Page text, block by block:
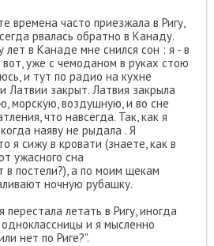
времена часто приезжала в Ригу,
рвалась обратно в Канаду.
лет в Канаде мне снился сон : я - в
вот, уже с чемоданом в руках стою
и тут по радио на кухне
Латвии закрыт. Латвия закрыла
морскую, воздушную, и во сне
что навсегда. Так, как я
наяву не рыдала . Я
я сижу в кровати (знаете, как в
ужасного сна
в постели?), а по моим щекам
ночную рубашку.
летать в Ригу, иногда
и я мысленно
нет по Риге?".